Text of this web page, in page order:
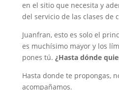
en el sitio que necesita y
del servicio de las clases de
Juanfran, esto es solo el
es muchísimo mayor y los
pones tú. ¿Hasta dónde
Hasta donde te propongas,
acompañamos.